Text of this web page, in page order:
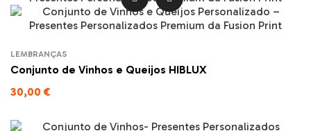
LEMBRANÇAS
Conjunto de Vinhos e Queijos HIBLUX
30,00 €